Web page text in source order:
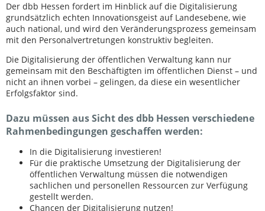
Der dbb Hessen fordert im Hinblick auf die Digitalisierung
grundsätzlich echten Innovationsgeist auf Landesebene, wie
auch national, und wird den Veränderungsprozess gemeinsam
mit den Personalvertretungen konstruktiv begleiten.
Die Digitalisierung der öffentlichen Verwaltung kann nur
gemeinsam mit den Beschäftigten im öffentlichen Dienst – und
nicht an ihnen vorbei – gelingen, da diese ein wesentlicher
Erfolgsfaktor sind.
Dazu müssen aus Sicht des dbb Hessen verschiedene
Rahmenbedingungen geschaffen werden:
In die Digitalisierung investieren!
Für die praktische Umsetzung der Digitalisierung der
öffentlichen Verwaltung müssen die notwendigen
sachlichen und personellen Ressourcen zur Verfügung
gestellt werden.
Chancen der Digitalisierung nutzen!